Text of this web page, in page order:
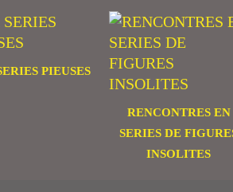
PIEUSES
RENCONTRES EN
SERIES DE
INSOLITES